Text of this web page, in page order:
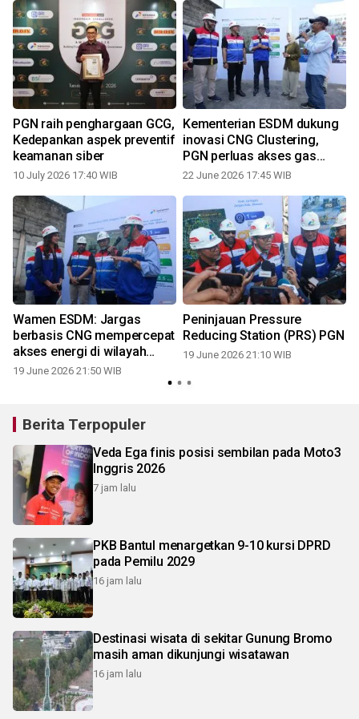
PGN raih penghargaan GCG,
Kedepankan aspek preventif
keamanan siber
10 July 2026 17:40 WIB
Kementerian ESDM dukung
inovasi CNG Clustering,
PGN perluas akses gas
bumi untuk rumah tangga di
22 June 2026 17:45 WIB
Wamen ESDM: Jargas
berbasis CNG mempercepat
akses energi di wilayah
tanpa pipa
19 June 2026 21:50 WIB
Peninjauan Pressure
Reducing Station (PRS) PGN
19 June 2026 21:10 WIB
Berita Terpopuler
Veda Ega finis posisi sembilan pada Moto3
Inggris 2026
7 jam lalu
PKB Bantul menargetkan 9-10 kursi DPRD
pada Pemilu 2029
16 jam lalu
Destinasi wisata di sekitar Gunung Bromo
masih aman dikunjungi wisatawan
16 jam lalu